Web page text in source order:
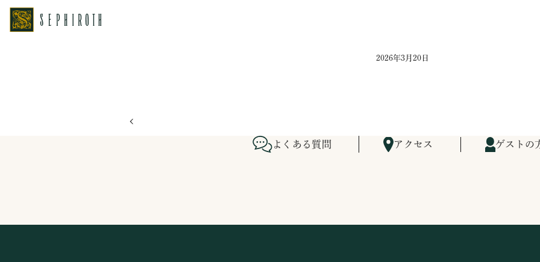
2026年3月20日
よくある質問 アクセス ゲストの